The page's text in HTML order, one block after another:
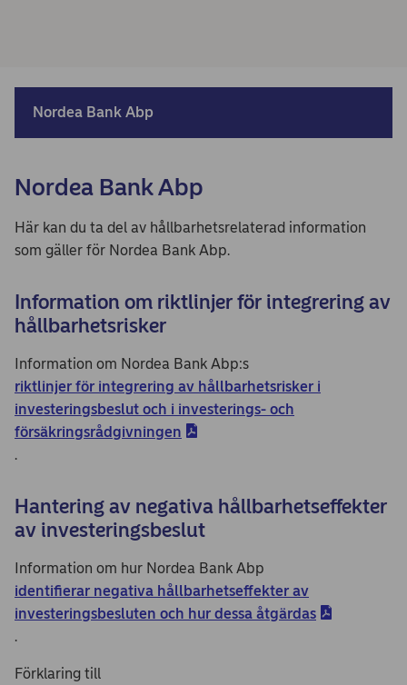
Nordea Bank Abp
Nordea Bank Abp
Här kan du ta del av hållbarhetsrelaterad information
som gäller för Nordea Bank Abp.
Information om riktlinjer för integrering av
hållbarhetsrisker
Information om Nordea Bank Abp:s
riktlinjer för integrering av hållbarhetsrisker i
investeringsbeslut och i investerings- och
försäkringsrådgivningen
.
Hantering av negativa hållbarhetseffekter
av investeringsbeslut
Information om hur Nordea Bank Abp
identifierar negativa hållbarhetseffekter av
investeringsbesluten och hur dessa åtgärdas
.
Förklaring till